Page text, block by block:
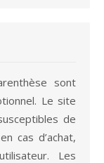
sont
Le site
de
cas d’achat,
Les